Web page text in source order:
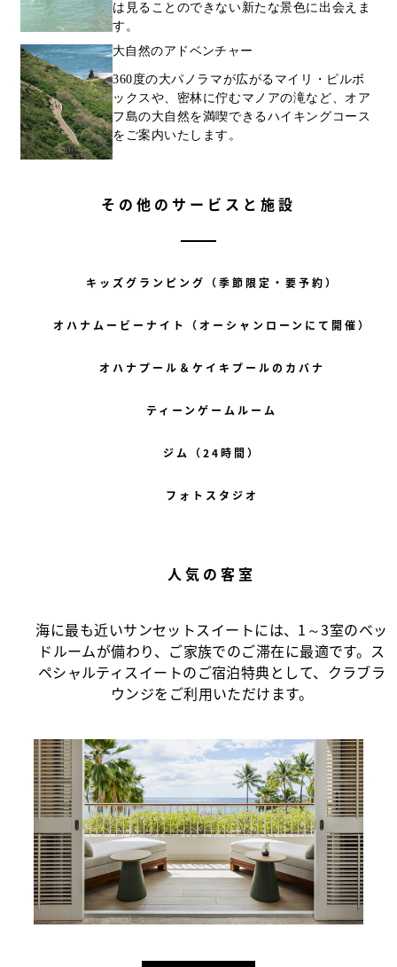
は見ることのできない新たな景色に出会えま
す。
大自然のアドベンチャー
360度の大パノラマが広がるマイリ・ピルボ
ックスや、密林に佇むマノアの滝など、オア
フ島の大自然を満喫できるハイキングコース
をご案内いたします。
その他のサービスと施設
キッズグランピング（季節限定・要予約）
オハナムービーナイト（オーシャンローンにて開催）
オハナプール＆ケイキプールのカバナ
ティーンゲームルーム
ジム（24時間）
フォトスタジオ
人気の客室
海に最も近いサンセットスイートには、1～3室のベッ
ドルームが備わり、ご家族でのご滞在に最適です。ス
ペシャルティスイートのご宿泊特典として、クラブラ
ウンジをご利用いただけます。